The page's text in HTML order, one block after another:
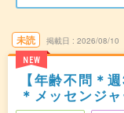
未読
NEW
掲載日 2026/08/10
【年齢不問＊
＊メッセンジ